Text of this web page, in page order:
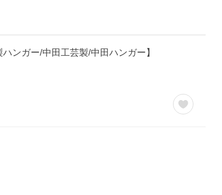
ンガー/中田工芸製/中田ハンガー】